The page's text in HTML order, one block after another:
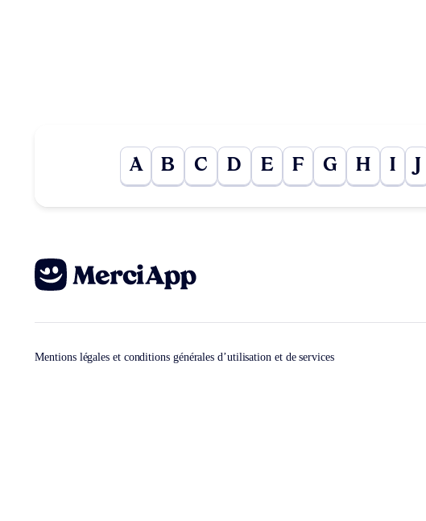
A B C D E F G H I
Mentions légales et conditions générales d’utilisation et de services